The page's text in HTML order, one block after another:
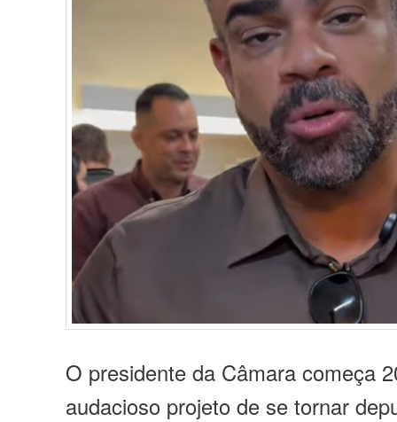
O presidente da Câmara começa
audacioso projeto de se tornar